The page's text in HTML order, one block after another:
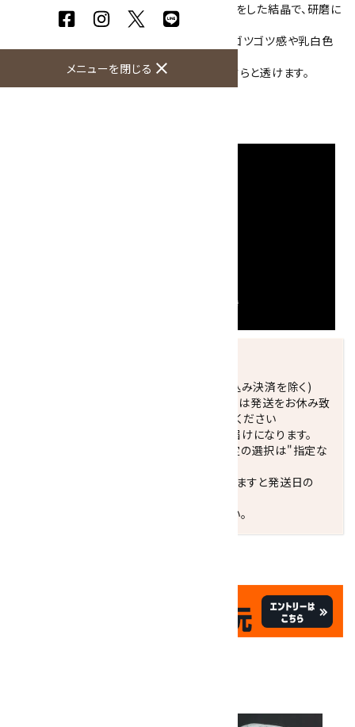
メニューを閉じる close
こちらのアフリカンジェイドは濃淡のある緑色をした結晶で、研磨に
より表面には艶があります。
全体を丸磨きしてありますが原石の名残りでゴツゴツ感や乳白色
強い光に透かして見ると、端の一部分が薄っすらと透けます。
正午までのご注文で当日発送致します。(振込み決済を除く)
休業日(水曜日、第1．3木曜日)と臨時休業日は発送をお休み致
します。 営業日カレンダー(左下段)をご確認ください
配達ご希望日がない場合は、最短日でのお届けになります。
※最短でのお届けをご希望の場合、時間指定の選択は"指定な
お届けの地域によっては、時間帯を指定されますと発送日の
ご不明な点はお気軽にお問い合わせください。
祝☆サイトオープン17周年
!!